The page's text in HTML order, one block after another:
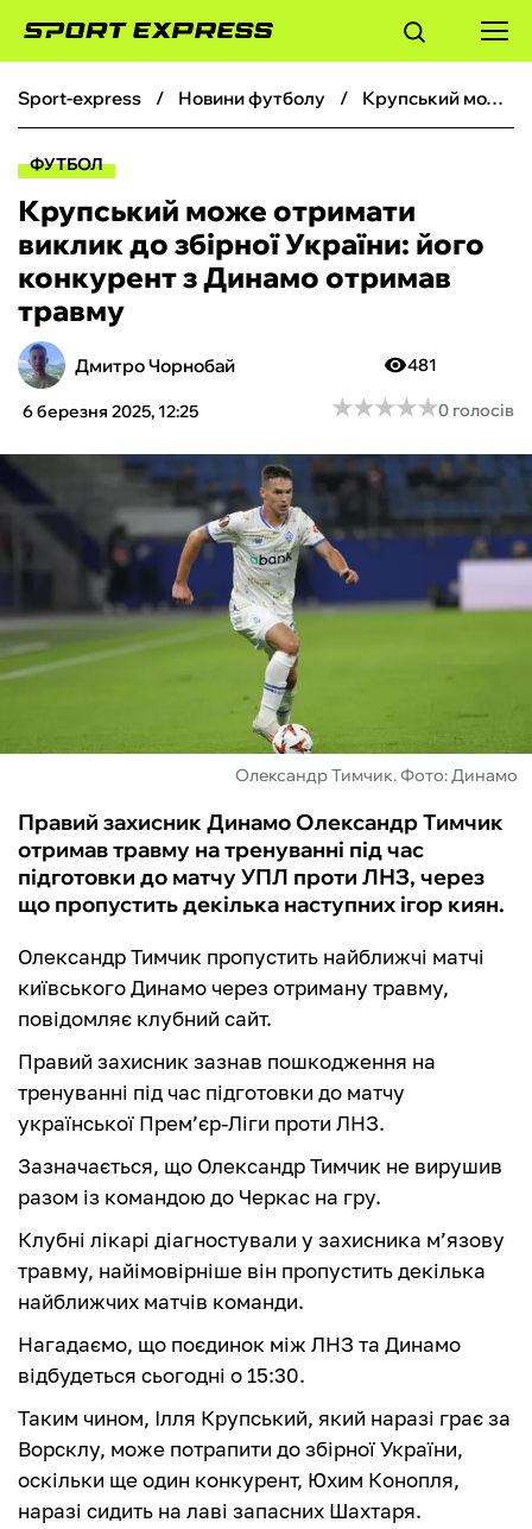
ФУТБОЛ
БОКС
ХОКЕЙ
ТЕНІС
КІБЕРСПОРТ
ЧС-2026
ФУТЗАЛ
ІНШІ
sport-express новини футболу Крупський може отримати виклик до збірної України: його конкурент з Динамо отримав травму
ФУТБОЛ
Крупський може отримати
виклик до збірної України: його
конкурент з Динамо отримав
травму
Дмитро Чорнобай
6 березня 2025, 12:25
481
★★★★★
★★★★★0 голосів
Олександр Тимчик. Фото: Динамо
Правий захисник Динамо Олександр Тимчик
отримав травму на тренуванні під час
підготовки до матчу УПЛ проти ЛНЗ, через
що пропустить декілька наступних ігор киян.
Олександр Тимчик пропустить найближчі матчі
київського Динамо через отриману травму,
повідомляє клубний сайт.
Правий захисник зазнав пошкодження на
тренуванні під час підготовки до матчу
української Премʼєр-Ліги проти ЛНЗ.
Зазначається, що Олександр Тимчик не вирушив
pазом із командою до Черкас на гру.
Клубні лікарі діагностували у захисника мʼязову
травму, найімовірніше він пропустить декілька
найближчих матчів команди.
Нагадаємо, що поєдинок між ЛНЗ та Динамо
відбудеться сьогодні о 15:30.
Таким чином, Ілля Крупський, який наразі грає за
Ворсклу, може потрапити до збірної України,
оскільки ще один конкурент, Юхим Конопля,
наразі сидить на лаві запасних Шахтаря.